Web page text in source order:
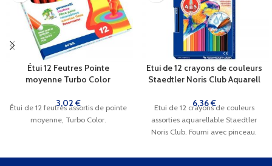
Étui 12 Feutres Pointe
moyenne Turbo Color
3,02€
Étui de 12 feutres assortis de pointe
moyenne, Turbo Color.
Etui de 12 crayons de couleurs
Staedtler Noris Club Aquarell
6,36€
Etui de 12 crayons de couleurs
assorties aquarellable Staedtler
Noris Club. Fourni avec pinceau.